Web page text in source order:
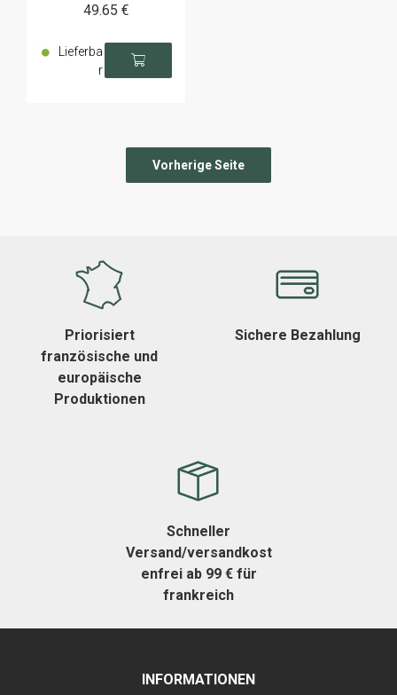
49.65 €
Lieferba
r
Priorisiert
französische und
europäische
Produktionen
Sichere Bezahlung
Schneller
Versand/versandkost
enfrei ab 99 € für
frankreich
INFORMATIONEN